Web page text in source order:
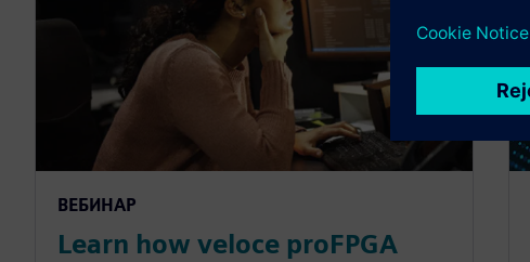
ВЕБИНАР
Learn how veloce proFPGA